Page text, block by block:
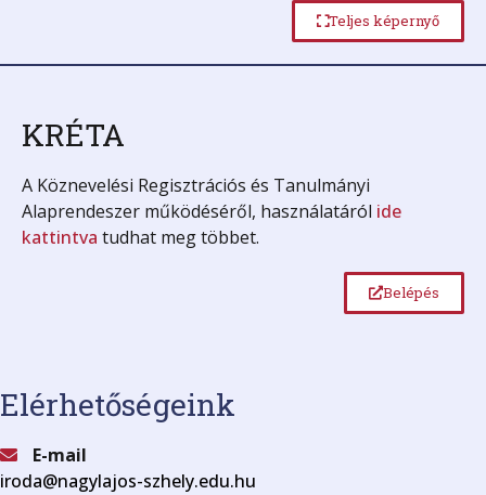
Teljes képernyő
KRÉTA
A Köznevelési Regisztrációs és Tanulmányi
Alaprendeszer működéséről, használatáról ide
kattintva tudhat meg többet.
Belépés
Elérhetőségeink
E-mail
iroda@nagylajos-szhely.edu.hu